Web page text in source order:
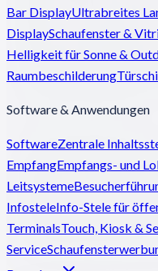
Bar DisplayUltrabreites
DisplaySchaufenster &
Helligkeit für Sonne &
Raumbeschilderung
Software & Anwendungen
SoftwareZentrale
EmpfangEmpfangs- und
Leitsysteme
InfosteleInfo-Stele für
TerminalsTouch, Kiosk &
Service